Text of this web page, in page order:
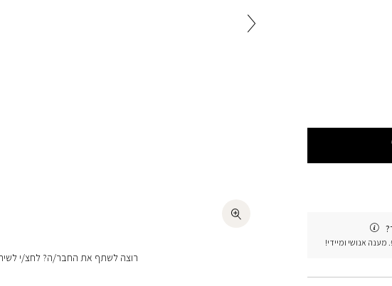
מענה אנושי ומיידי!
רוצה לשתף את החבר/ה? לחצ/י